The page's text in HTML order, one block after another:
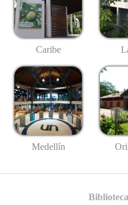
Caribe
Medellín